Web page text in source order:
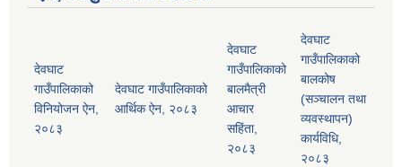
देवघाट
गाउँपालिकाको
विनियोजन ऐन,
२०८३
देवघाट गाउँपालिकाको
आर्थिक ऐन, २०८३
देवघाट
गाउँपालिकाको
बालमैत्री
आचार
सहिंता,
२०८३
देवघाट
गाउँपालिकाको
बालकोष
(सञ्चालन तथा
व्यवस्थापन)
कार्यविधि,
२०८३